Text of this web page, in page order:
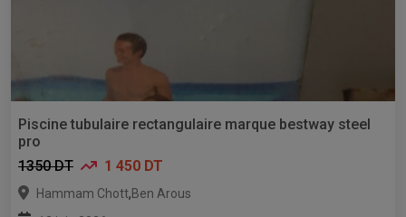
Piscine tubulaire rectangulaire marque bestway steel
pro
1350 DT
1 450 DT
Hammam Chott,Ben Arous